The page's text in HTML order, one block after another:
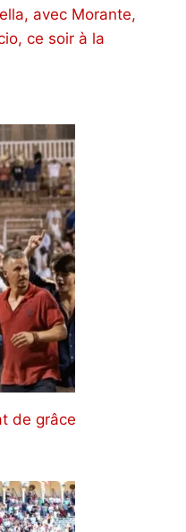
avec Morante,
ce soir à la
de grâce